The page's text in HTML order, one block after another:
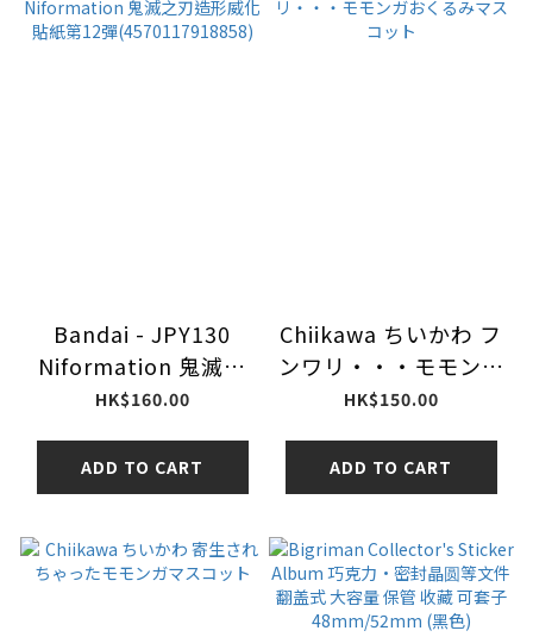
Bandai - JPY130
Niformation 鬼滅之
刃造形威化貼紙第12
HK$160.00
ADD TO CART
Chiikawa ちいかわ フ
ンワリ・・・モモンガ
おくるみマスコット
HK$150.00
ADD TO CART